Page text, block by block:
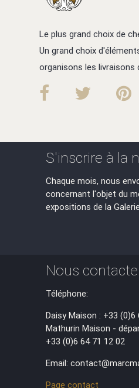
Le plus grand choix de
Un grand choix
organisons les livraisons
S'inscrire à la
Chaque mois, nous
concernant l'objet du
expositions de la
Nous
Téléphone:
Daisy Maison : +33 (0)6
Mathurin Maison -
+33 (0)6 64 71 12 02
Email:
Page contact